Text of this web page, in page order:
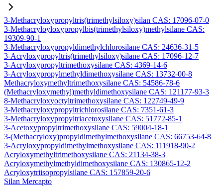
3-Methacryloxypropyltris(trimethylsiloxy)silan CAS: 17096-07-0
3-Methacryloyloxypropylbis(trimethylsiloxy)methylsilane CAS:
19309-90-1
3-Methacryloxypropyldimethylchlorosilane CAS: 24636-31-5
3-Acryloxypropyltris(trimethylsiloxy)silane CAS: 17096-12-7
3-Acryloxypropyltrimethoxysilane CAS: 4369-14-6
3-Acryloxypropylmethyldimethoxysilane CAS: 13732-00-8
Methacryloxymethyltrimethoxysilane CAS: 54586-78-6
(Methacryloxymethyl)methyldimethoxysilane CAS: 121177-93-3
8-Methacryloxyoctyltrimethoxysilane CAS: 122749-49-9
3-Methacryloxypropyltrichlorosilane CAS: 7351-61-3
3-Methacryloxypropyltriacetoxysilane CAS: 51772-85-1
3-Acetoxypropyltrimethoxysilane CAS: 59004-18-1
3-(Methacryloxy)propyldimethylmethoxysilane CAS: 66753-64-8
3-Acryloxypropyldimethylmethoxysilane CAS: 111918-90-2
Acryloxymethyltrimethoxysilane CAS: 21134-38-3
Acryloxymethylmethyldimethoxysilane CAS: 130865-12-2
Acryloxytriisopropylsilane CAS: 157859-20-6
Silan Mercapto